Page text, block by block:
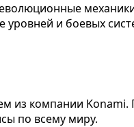
и боевых
из компании
по всему миру.